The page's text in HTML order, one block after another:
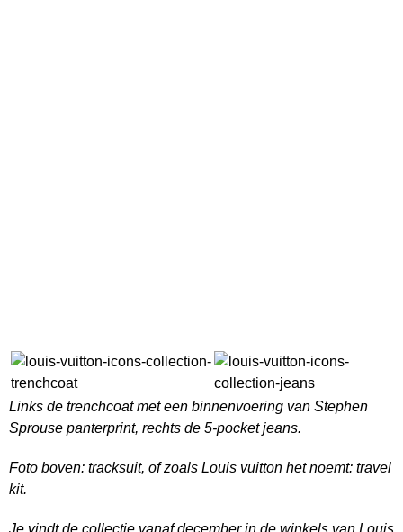
Links de trenchcoat met een binnenvoering van Stephen
Sprouse panterprint, rechts de 5-pocket jeans.
Foto boven: tracksuit, of zoals Louis vuitton het noemt: travel
kit.
Je vindt de collectie vanaf december in de winkels van Louis